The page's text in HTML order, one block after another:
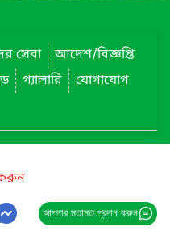
সেবা
আদেশ/বিজ্ঞপ্তি
গ্যালারি
যোগাযোগ
করুন
আপনার মতামত প্রদান করুন